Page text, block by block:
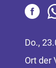
Do.,
Ort der